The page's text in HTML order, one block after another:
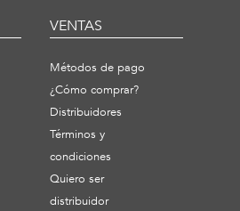
VENTAS
Métodos de pago
¿Cómo comprar?
Distribuidores
Términos y
condiciones
Quiero ser
distribuidor